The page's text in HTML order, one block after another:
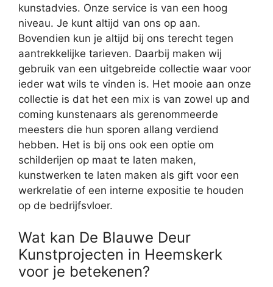
kunstadvies. Onze service is van een hoog
niveau. Je kunt altijd van ons op aan.
Bovendien kun je altijd bij ons terecht tegen
aantrekkelijke tarieven. Daarbij maken wij
gebruik van een uitgebreide collectie waar voor
ieder wat wils te vinden is. Het mooie aan onze
collectie is dat het een mix is van zowel up and
coming kunstenaars als gerenommeerde
meesters die hun sporen allang verdiend
hebben. Het is bij ons ook een optie om
schilderijen op maat te laten maken,
kunstwerken te laten maken als gift voor een
werkrelatie of een interne expositie te houden
op de bedrijfsvloer.
Wat kan De Blauwe Deur
Kunstprojecten in Heemskerk
voor je betekenen?